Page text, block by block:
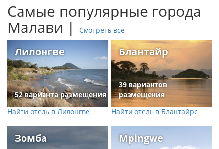
Самые популярные города
Малави |
Смотреть все
Лилонгве
52 варианта размещения
Найти отель в Лилонгве
Блантайр
39 вариантов
размещения
Найти отель в Блантайре
Зомба Mpingwe